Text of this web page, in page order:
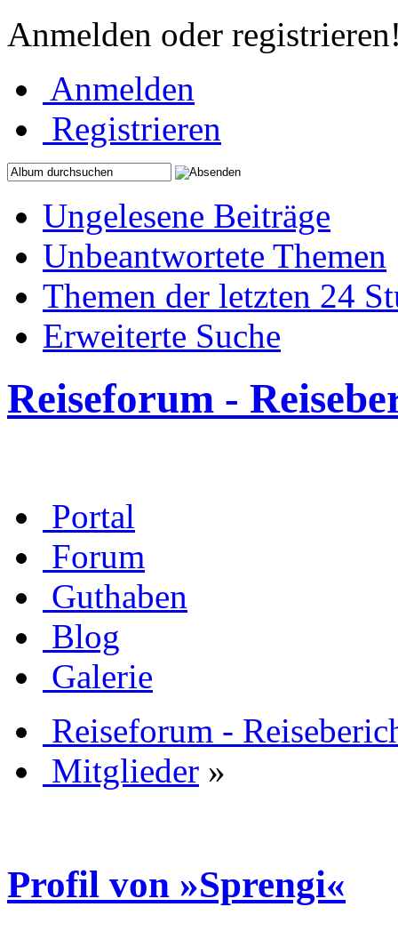
Anmelden oder
Anmelden
Registrieren
Ungelesene Beiträge
Unbeantwortete Themen
Themen der letzten 24
Erweiterte Suche
Reiseforum -
Portal
Forum
Guthaben
Blog
Galerie
Reiseforum -
Mitglieder »
Profil von »Sprengi«